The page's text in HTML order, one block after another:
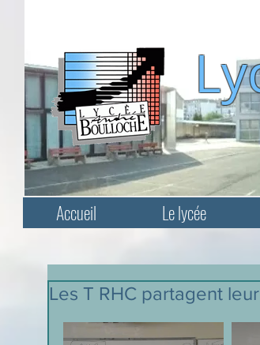
Accueil Le lycée
Les T RHC partagent